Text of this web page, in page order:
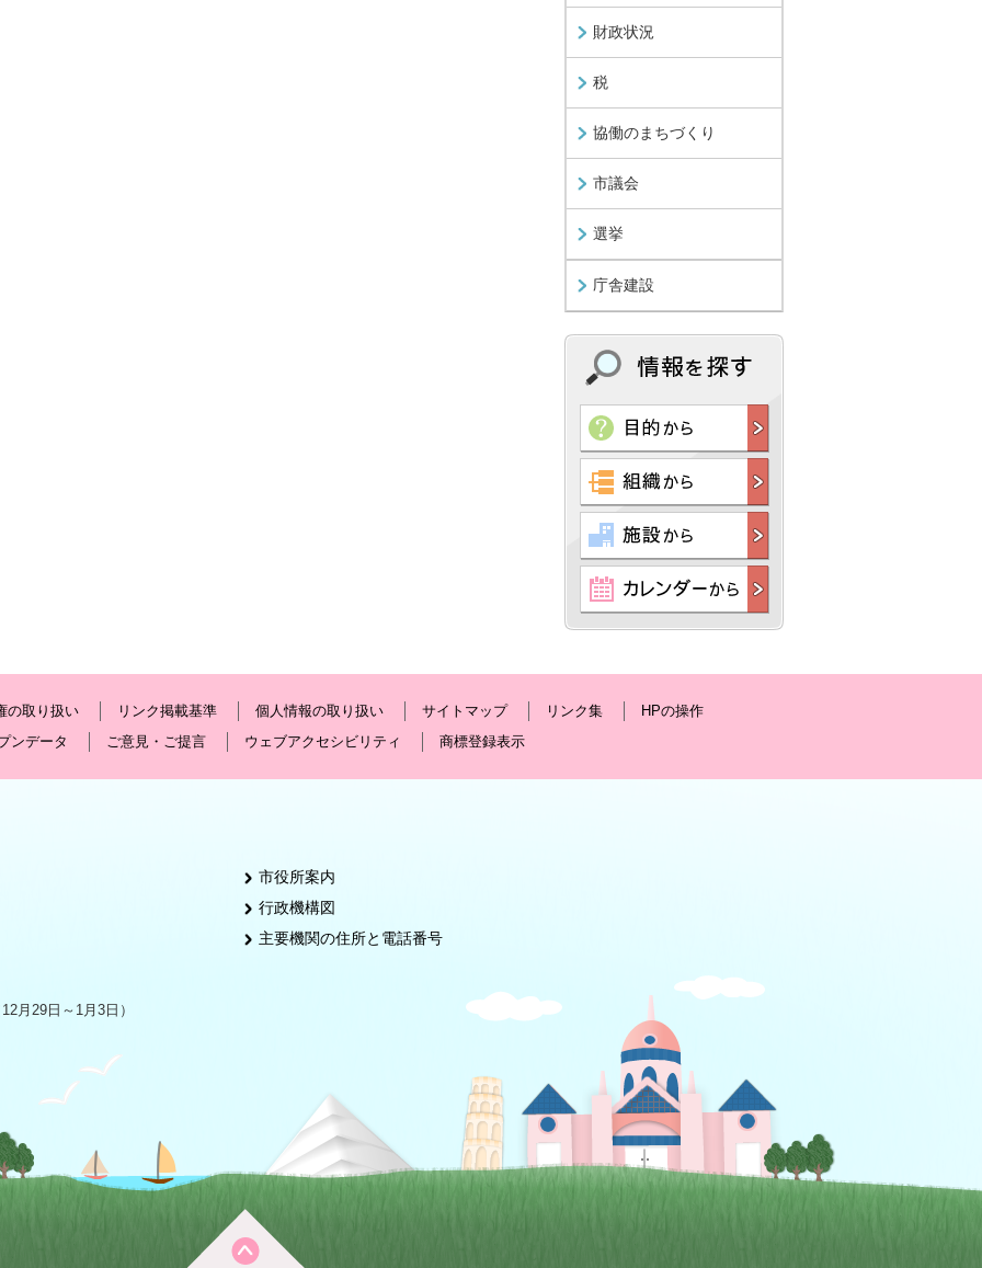
財政状況
税
協働のまちづくり
市議会
選挙
庁舎建設
の取り扱い リンク掲載基準 個人情報の取り扱い サイトマップ リンク集
HPの操作
ンデータ
ご意見・ご提言 ウェブアクセシビリティ 商標登録表示
月29日～1月3日）
市役所案内
行政機構図
主要機関の住所と電話番号